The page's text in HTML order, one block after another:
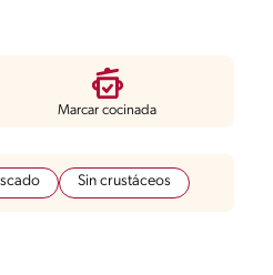
Marcar cocinada
Sin crustáceos